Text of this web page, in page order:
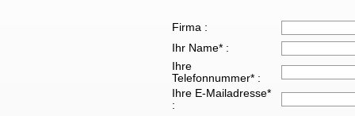
Firma :
Ihr Name* :
Ihre
Telefonnummer* :
Ihre E-Mailadresse*
: